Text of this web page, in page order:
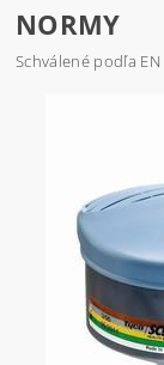
NORMY
Schválené podľa EN